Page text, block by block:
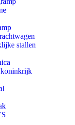
stallen
koninkrijk